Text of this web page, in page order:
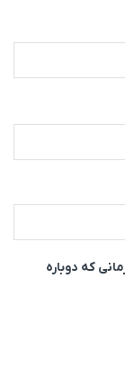
که دوباره